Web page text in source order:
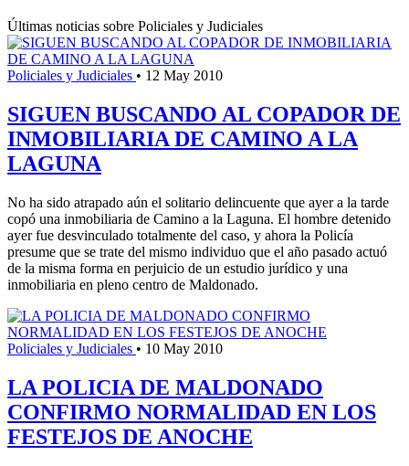
Últimas noticias sobre Policiales y Judiciales
Policiales y Judiciales • 12 May 2010
SIGUEN BUSCANDO AL COPADOR DE
INMOBILIARIA DE CAMINO A LA
LAGUNA
No ha sido atrapado aún el solitario delincuente que ayer a la tarde
copó una inmobiliaria de Camino a la Laguna. El hombre detenido
ayer fue desvinculado totalmente del caso, y ahora la Policía
presume que se trate del mismo individuo que el año pasado actuó
de la misma forma en perjuicio de un estudio jurídico y una
inmobiliaria en pleno centro de Maldonado.
Policiales y Judiciales • 10 May 2010
LA POLICIA DE MALDONADO
CONFIRMO NORMALIDAD EN LOS
FESTEJOS DE ANOCHE